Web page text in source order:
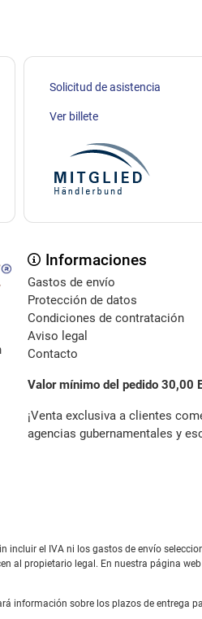
Solicitud de asistencia
Ver billete
Informaciones
Gastos de envío
Protección de datos
Condiciones de contratación
Aviso legal
Contacto
Valor mínimo del pedido 30,00
¡Venta exclusiva a clientes
agencias gubernamentales y
incluir el IVA ni los gastos de envío
al propietario legal. En nuestra página
información sobre los plazos de entrega